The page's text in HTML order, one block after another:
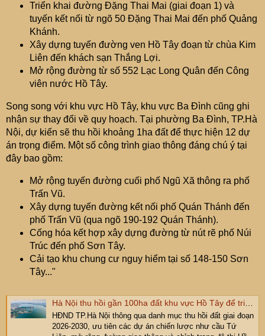
Triển khai đường Đặng Thai Mai (giai đoạn 1) và
tuyến kết nối từ ngõ 50 Đặng Thai Mai đến phố Quảng
Khánh.
Xây dựng tuyến đường ven Hồ Tây đoạn từ chùa Kim
Liên đến khách sạn Thắng Lợi.
Mở rộng đường từ số 552 Lạc Long Quân đến Công
viên nước Hồ Tây.
Song song với khu vực Hồ Tây, khu vực Ba Đình cũng ghi
nhận sự thay đổi về quy hoạch. Tại phường Ba Đình, TP.Hà
Nội, dự kiến sẽ thu hồi khoảng 1ha đất để thực hiện 12 dự
án trọng điểm. Một số công trình giao thông đáng chú ý tại
đây bao gồm:
Mở rộng tuyến đường cuối phố Ngũ Xã thông ra phố
Trấn Vũ.
Xây dựng tuyến đường kết nối phố Quán Thánh đến
phố Trấn Vũ (qua ngõ 190-192 Quán Thánh).
Cống hóa kết hợp xây dựng đường từ nút rẽ phố Núi
Trúc đến phố Sơn Tây.
Cải tạo khu chung cư nguy hiểm tại số 148-150 Sơn
Tây..."
Hà Nội thu hồi gần 100ha đất khu vực Hồ Tây để triển khai loạt...
HĐND TP.Hà Nội thông qua danh mục thu hồi đất giai đoạn
2026-2030, ưu tiên các dự án chiến lược như cầu Tứ